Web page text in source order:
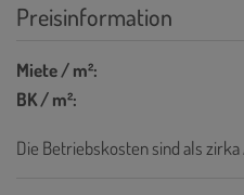
Preisinformation
Miete / m²:
BK / m²:
Die Betriebskosten sind als